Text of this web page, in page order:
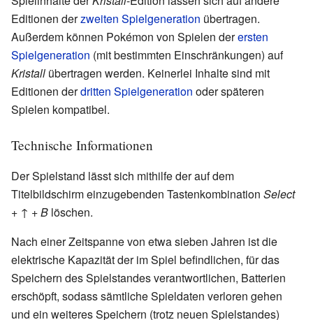
Editionen derzweiten Spielgeneration übertragen.
Außerdem können Pokémon von Spielen derersten
Spielgeneration (mit bestimmten Einschränkungen) auf
Kristall übertragen werden. Keinerlei Inhalte sind mit
Editionen derdritten Spielgeneration oder späteren
Spielen kompatibel.
Technische Informationen
Der Spielstand lässt sich mithilfe der auf dem
Titelbildschirm einzugebenden Tastenkombination Select
+ ↑ + B löschen.
Nach einer Zeitspanne von etwa sieben Jahren ist die
elektrische Kapazität der im Spiel befindlichen, für das
Speichern des Spielstandes verantwortlichen, Batterien
erschöpft, sodass sämtliche Spieldaten verloren gehen
und ein weiteres Speichern (trotz neuen Spielstandes)